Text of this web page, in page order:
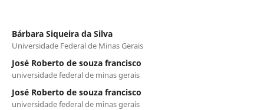
Bárbara Siqueira da Silva
Universidade Federal de Minas Gerais
José Roberto de souza francisco
universidade federal de minas gerais
José Roberto de souza francisco
universidade federal de minas gerais